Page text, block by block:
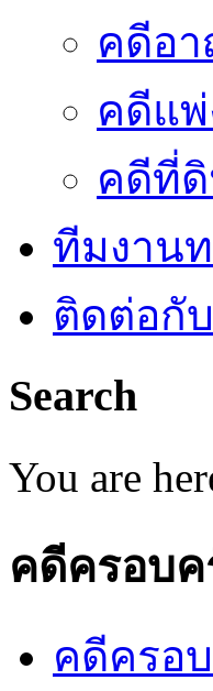
คดีอ
คดีแพ่
คดีที่
ทีมงาน
ติดต่อกับ
Search
You are
คดีครอบค
คดีครอ